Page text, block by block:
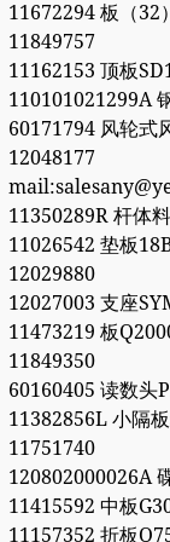
11672294 板（32
11849757
11162153 顶板
110101021299A
60171794 风轮式
12048177
11350289R 杆体
11026542 垫板
12029880
12027003 支座
11473219 板
11849350
60160405 读数头
11382856L 小隔
11751740
120802000026A
11415592 中板
11157352 折板